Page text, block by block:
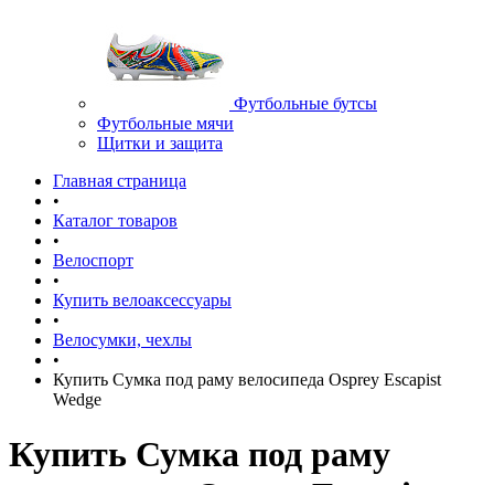
Футбольные бутсы
Футбольные мячи
Щитки и защита
Главная страница
•
Каталог товаров
•
Велоспорт
•
Купить велоаксессуары
•
Велосумки, чехлы
•
Купить Сумка под раму велосипеда Osprey Escapist
Wedge
Купить Сумка под раму